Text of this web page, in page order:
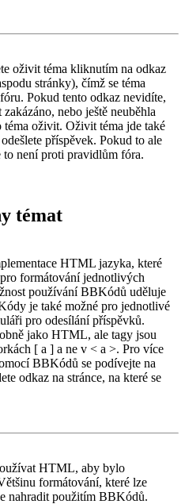
oživit téma kliknutím na odkaz
stránky), čímž se téma
Pokud tento odkaz nevidíte,
nebo ještě neuběhla
téma oživit. Oživit téma jde také
příspěvek. Pokud to ale
to není proti pravidlům fóra.
témat
HTML jazyka, které
formátování jednotlivých
používání BBKódů uděluje
je také možné pro jednotlivé
pro odesílání příspěvků.
jako HTML, ale tagy jsou
[ a ] a ne v < a >. Pro více
BBKódů se podívejte na
odkaz na stránce, na které se
HTML, aby bylo
formátování, které lze
nahradit použitím BBKódů.